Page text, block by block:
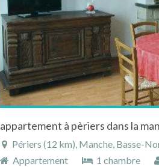
appartement à pèriers dans la
Périers (12 km), Manche, Basse-
Appartement
1 chambre